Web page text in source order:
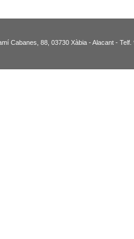
Cabanes, 88, 03730 Xàbia - Alacant -